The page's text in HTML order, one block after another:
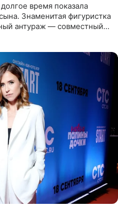
время показала
Знаменитая фигуристка
антураж — совместный